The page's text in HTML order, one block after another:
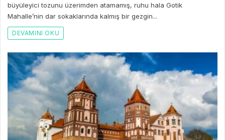
büyüleyici tozunu üzerimden atamamış, ruhu hala Gotik
Mahalle’nin dar sokaklarında kalmış bir gezgin...
DEVAMINI OKU